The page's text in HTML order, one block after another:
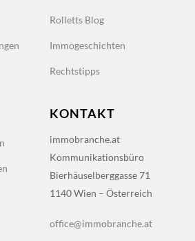
Rolletts Blog
Immogeschichten
Rechtstipps
KONTAKT
immobranche.at
Kommunikationsbüro
Bierhäuselberggasse 71
1140 Wien – Österreich
office@immobranche.at